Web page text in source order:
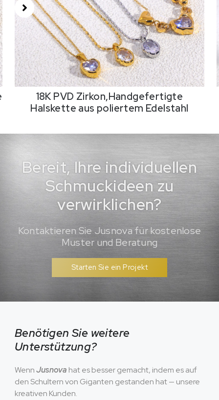
18K PVD Zirkon,Handgefertigte
Halskette aus poliertem Edelstahl
Bereit, Ihre individuellen
Schmuckideen zu
verwirklichen?
Kontaktieren Sie Jusnova für kostenlose
Muster und Beratung
Starten Sie ein Projekt
Benötigen Sie weitere
Unterstützung?
WennJusnova hat es besser gemacht, indem es auf
den Schultern von Giganten gestanden hat — unsere
kreativen Kunden.